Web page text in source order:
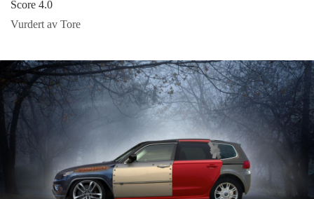
Score 4.0
Vurdert av Tore